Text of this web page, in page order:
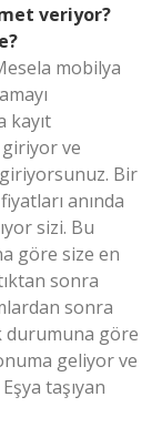
veriyor?
mobilya
kayıt
ve
Bir
anında
sizi. Bu
göre size en
sonra
sonra
durumuna göre
geliyor ve
taşıyan